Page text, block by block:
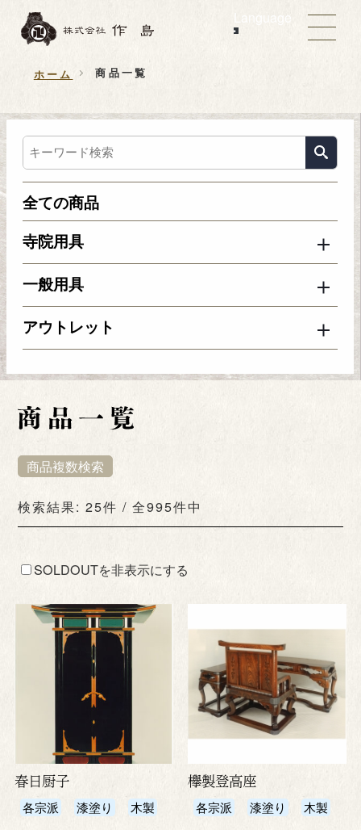
Language
ホーム 商品一覧
全ての商品
寺院用具
一般用具
アウトレット
商品複数検索
検索結果: 25件 / 全995件中
SOLDOUTを非表示にする
春日厨子
各宗派 漆塗り 木製
欅製登高座
各宗派 漆塗り 木製